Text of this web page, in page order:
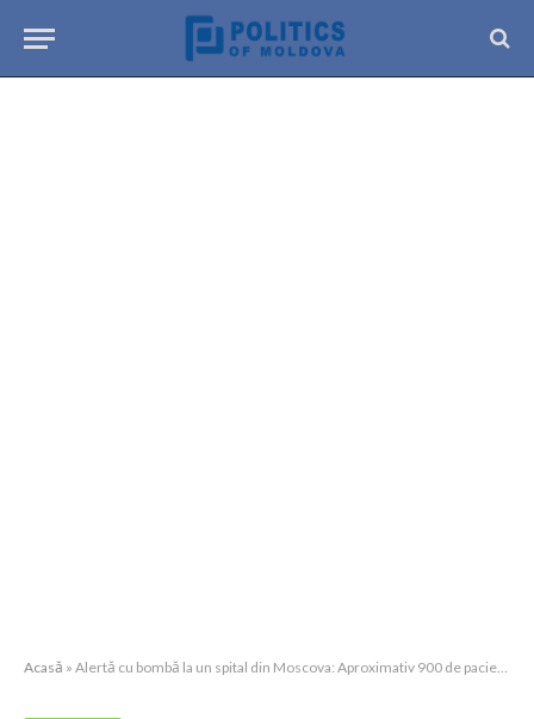
Acasă » Alertă cu bombă la un spital din Moscova: Aproximativ 900 de pacienți evacuați